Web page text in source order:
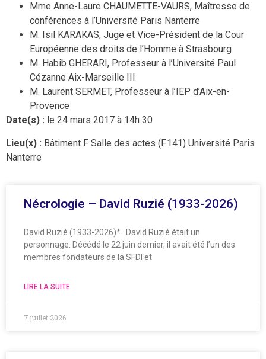
Mme Anne-Laure CHAUMETTE-VAURS, Maîtresse de
conférences à l’Université Paris Nanterre
M. Isil KARAKAS, Juge et Vice-Président de la Cour
Européenne des droits de l’Homme à Strasbourg
M. Habib GHERARI, Professeur à l’Université Paul
Cézanne Aix-Marseille III
M. Laurent SERMET, Professeur à l’IEP d’Aix-en-
Provence
Date(s) : le 24 mars 2017 à 14h 30
Lieu(x) : Bâtiment F Salle des actes (F.141) Université Paris
Nanterre
Nécrologie – David Ruzié (1933-2026)
David Ruzié (1933-2026)* David Ruzié était un
personnage. Décédé le 22 juin dernier, il avait été l’un des
membres fondateurs de la SFDI et
LIRE LA SUITE
7 juillet 2026